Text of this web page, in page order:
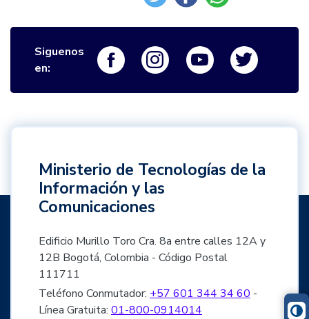
Siguenos
en:
Logo FacebookLogo InstagramLogo Youtube
Ministerio de Tecnologías de la
Información y las
Comunicaciones
Edificio Murillo Toro Cra. 8a entre calles 12A y
12B Bogotá, Colombia - Código Postal
111711
Teléfono Conmutador: +57 601 344 34 60 -
Línea Gratuita: 01-800-0914014